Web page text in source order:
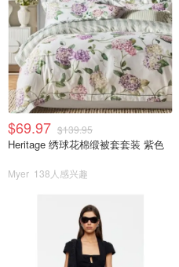
$69.97 $139.95
Heritage 绣球花棉缎被套套装 紫色
Myer 138人感兴趣